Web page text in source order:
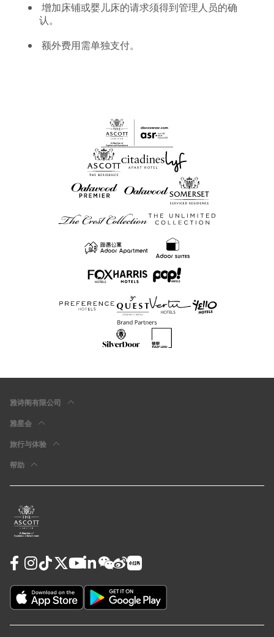
增加床铺或婴儿床的请求须得到管理人员的确
认。
额外费用需单独支付。
雅诗阁有限公司
雅星会
旅行与体验
帮助